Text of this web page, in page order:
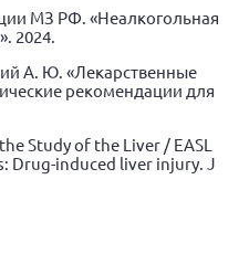
МЗ РФ. «Неалкогольная
2024.
А. Ю. «Лекарственные
рекомендации для
Study of the Liver / EASL
Drug-induced liver injury. J